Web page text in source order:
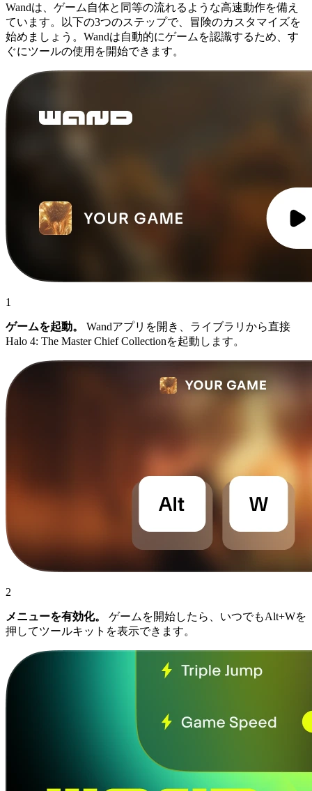
Wandは、ゲーム自体と同等の流れるような高速動作を備え
ています。以下の3つのステップで、冒険のカスタマイズを
始めましょう。Wandは自動的にゲームを認識するため、す
ぐにツールの使用を開始できます。
1
ゲームを起動。
Wandアプリを開き、ライブラリから直接
Halo 4: The Master Chief Collectionを起動します。
2
メニューを有効化。
ゲームを開始したら、いつでもAlt+Wを
押してツールキットを表示できます。